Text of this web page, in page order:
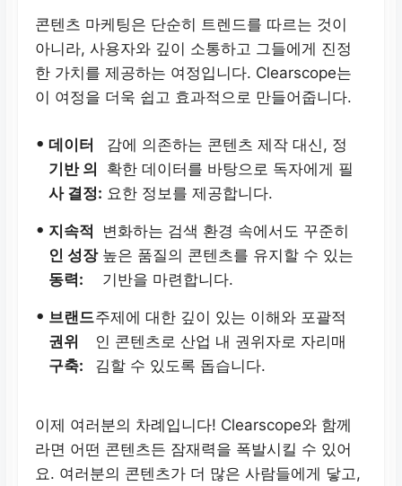
콘텐츠 마케팅은 단순히 트렌드를 따르는 것이
아니라, 사용자와 깊이 소통하고 그들에게 진정
한 가치를 제공하는 여정입니다. Clearscope는
이 여정을 더욱 쉽고 효과적으로 만들어줍니다.
• 데이터
기반 의
사 결정:
감에 의존하는 콘텐츠 제작 대신, 정
확한 데이터를 바탕으로 독자에게 필
요한 정보를 제공합니다.
• 지속적
인 성장
동력:
변화하는 검색 환경 속에서도 꾸준히
높은 품질의 콘텐츠를 유지할 수 있는
기반을 마련합니다.
• 브랜드
권위
구축:
주제에 대한 깊이 있는 이해와 포괄적
인 콘텐츠로 산업 내 권위자로 자리매
김할 수 있도록 돕습니다.
이제 여러분의 차례입니다! Clearscope와 함께
라면 어떤 콘텐츠든 잠재력을 폭발시킬 수 있어
요. 여러분의 콘텐츠가 더 많은 사람들에게 닿고,